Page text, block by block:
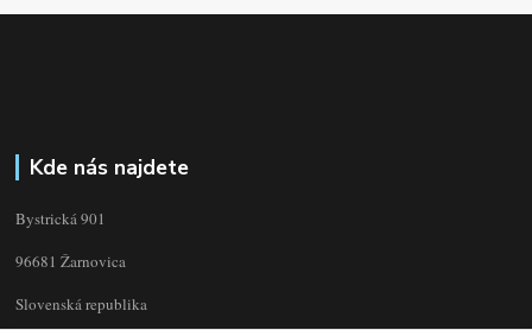
Kde nás najdete
Bystrická 901
96681 Žarnovica
Slovenská republika